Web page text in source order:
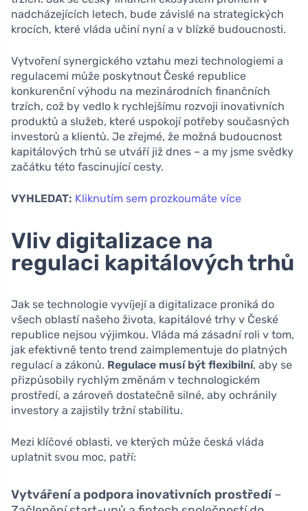
nadcházejících letech, bude závislé na strategických
krocích, které vláda učiní nyní a v blízké budoucnosti.
Vytvoření synergického vztahu mezi technologiemi a
regulacemi může poskytnout České republice
konkurenční výhodu na mezinárodních finančních
trzích, což by vedlo k rychlejšímu rozvoji inovativních
produktů a služeb, které uspokojí potřeby současných
investorů a klientů. Je zřejmé, že možná budoucnost
kapitálových trhů se utváří již dnes – a my jsme svědky
začátku této fascinující cesty.
VYHLEDAT: Kliknutím sem prozkoumáte více
Vliv digitalizace na
regulaci kapitálových trhů
Jak se technologie vyvíjejí a digitalizace proniká do
všech oblastí našeho života, kapitálové trhy v České
republice nejsou výjimkou. Vláda má zásadní roli v tom,
jak efektivně tento trend zaimplementuje do platných
regulací a zákonů. Regulace musí být flexibilní, aby se
přizpůsobily rychlým změnám v technologickém
prostředí, a zároveň dostatečně silné, aby ochránily
investory a zajistily tržní stabilitu.
Mezi klíčové oblasti, ve kterých může česká vláda
uplatnit svou moc, patří:
Vytváření a podpora inovativních prostředí–